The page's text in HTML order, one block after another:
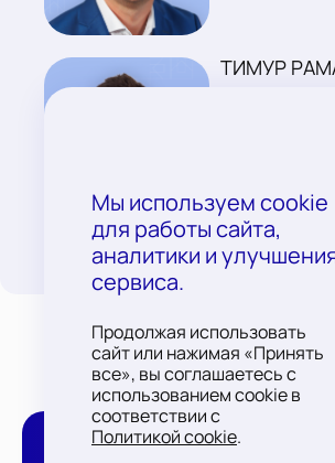
ТИМУР
СМОТРЕТЬ ВСЕХ
Мы используем cookie
для работы сайта,
аналитики и
сервиса.
Продолжая использовать
сайт или нажимая «Принять
все», вы соглашаетесь с
использованием cookie в
соответствии с
Политикой cookie.